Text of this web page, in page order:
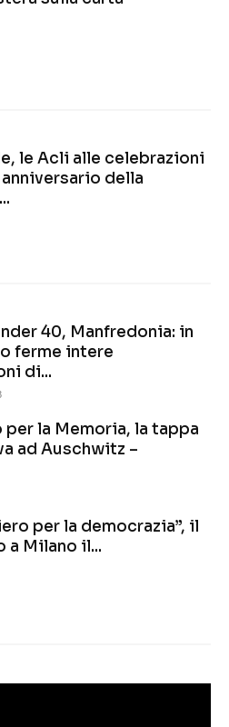
le Acli alle celebrazioni
della
40, Manfredonia: in
ferme intere
di...
per la Memoria, la tappa
ad Auschwitz –
per la democrazia”, il
a Milano il...